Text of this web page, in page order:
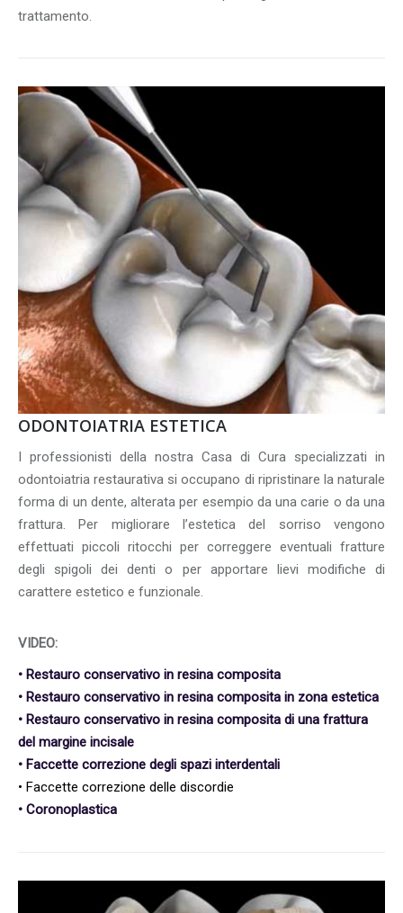
trattamento.
ODONTOIATRIA ESTETICA
I professionisti della nostra Casa di Cura specializzati in
odontoiatria restaurativa si occupano di ripristinare la naturale
forma di un dente, alterata per esempio da una carie o da una
frattura. Per migliorare l’estetica del sorriso vengono
effettuati piccoli ritocchi per correggere eventuali fratture
degli spigoli dei denti o per apportare lievi modifiche di
carattere estetico e funzionale.
VIDEO:
• Restauro conservativo in resina composita
• Restauro conservativo in resina composita in zona estetica
• Restauro conservativo in resina composita di una frattura
del margine incisale
• Faccette correzione degli spazi interdentali
• Faccette correzione delle discordie
• Coronoplastica